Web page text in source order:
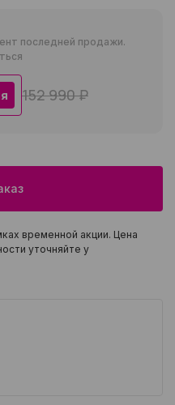
последней продажи.
152 990 ₽
временной акции. Цена
уточняйте у